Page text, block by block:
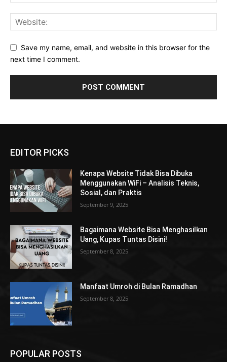
Save my name, email, and website in this browser for the
next time I comment.
EDITOR PICKS
Kenapa Website Tidak Bisa Dibuka
Menggunakan WiFi – Analisis Teknis,
Sosial, dan Praktis
September 9, 2025
Bagaimana Website Bisa Menghasilkan
Uang, Kupas Tuntas Disini!
September 8, 2025
Manfaat Umroh di Bulan Ramadhan
September 8, 2025
POPULAR POSTS